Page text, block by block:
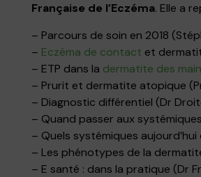
Française de l’Eczéma. Elle a
– Parcours de soin en 2018
– Eczéma de contact et
– ETP dans la dermatite des
– Prurit et dermatite atopique
– Diagnostic différentiel (Dr
– Quand passer aux
– Quels systémiques
– Les phénotypes de la
– E santé : dans la pratique (Dr